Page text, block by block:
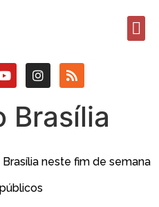
Brasília
neste fim de semana